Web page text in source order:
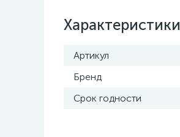
Характеристики
Артикул
Бренд
Срок годности